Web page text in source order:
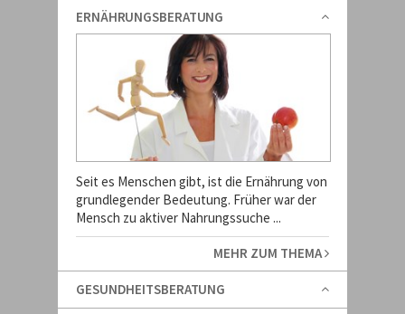
ERNÄHRUNGSBERATUNG
Seit es Menschen gibt, ist die Ernährung von
grundlegender Bedeutung. Früher war der
Mensch zu aktiver Nahrungssuche ...
MEHR ZUM THEMA
GESUNDHEITSBERATUNG